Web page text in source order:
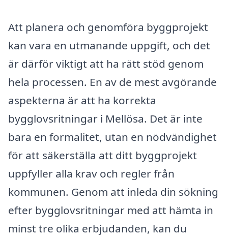
Att planera och genomföra byggprojekt
kan vara en utmanande uppgift, och det
är därför viktigt att ha rätt stöd genom
hela processen. En av de mest avgörande
aspekterna är att ha korrekta
bygglovsritningar i Mellösa. Det är inte
bara en formalitet, utan en nödvändighet
för att säkerställa att ditt byggprojekt
uppfyller alla krav och regler från
kommunen. Genom att inleda din sökning
efter bygglovsritningar med att hämta in
minst tre olika erbjudanden, kan du